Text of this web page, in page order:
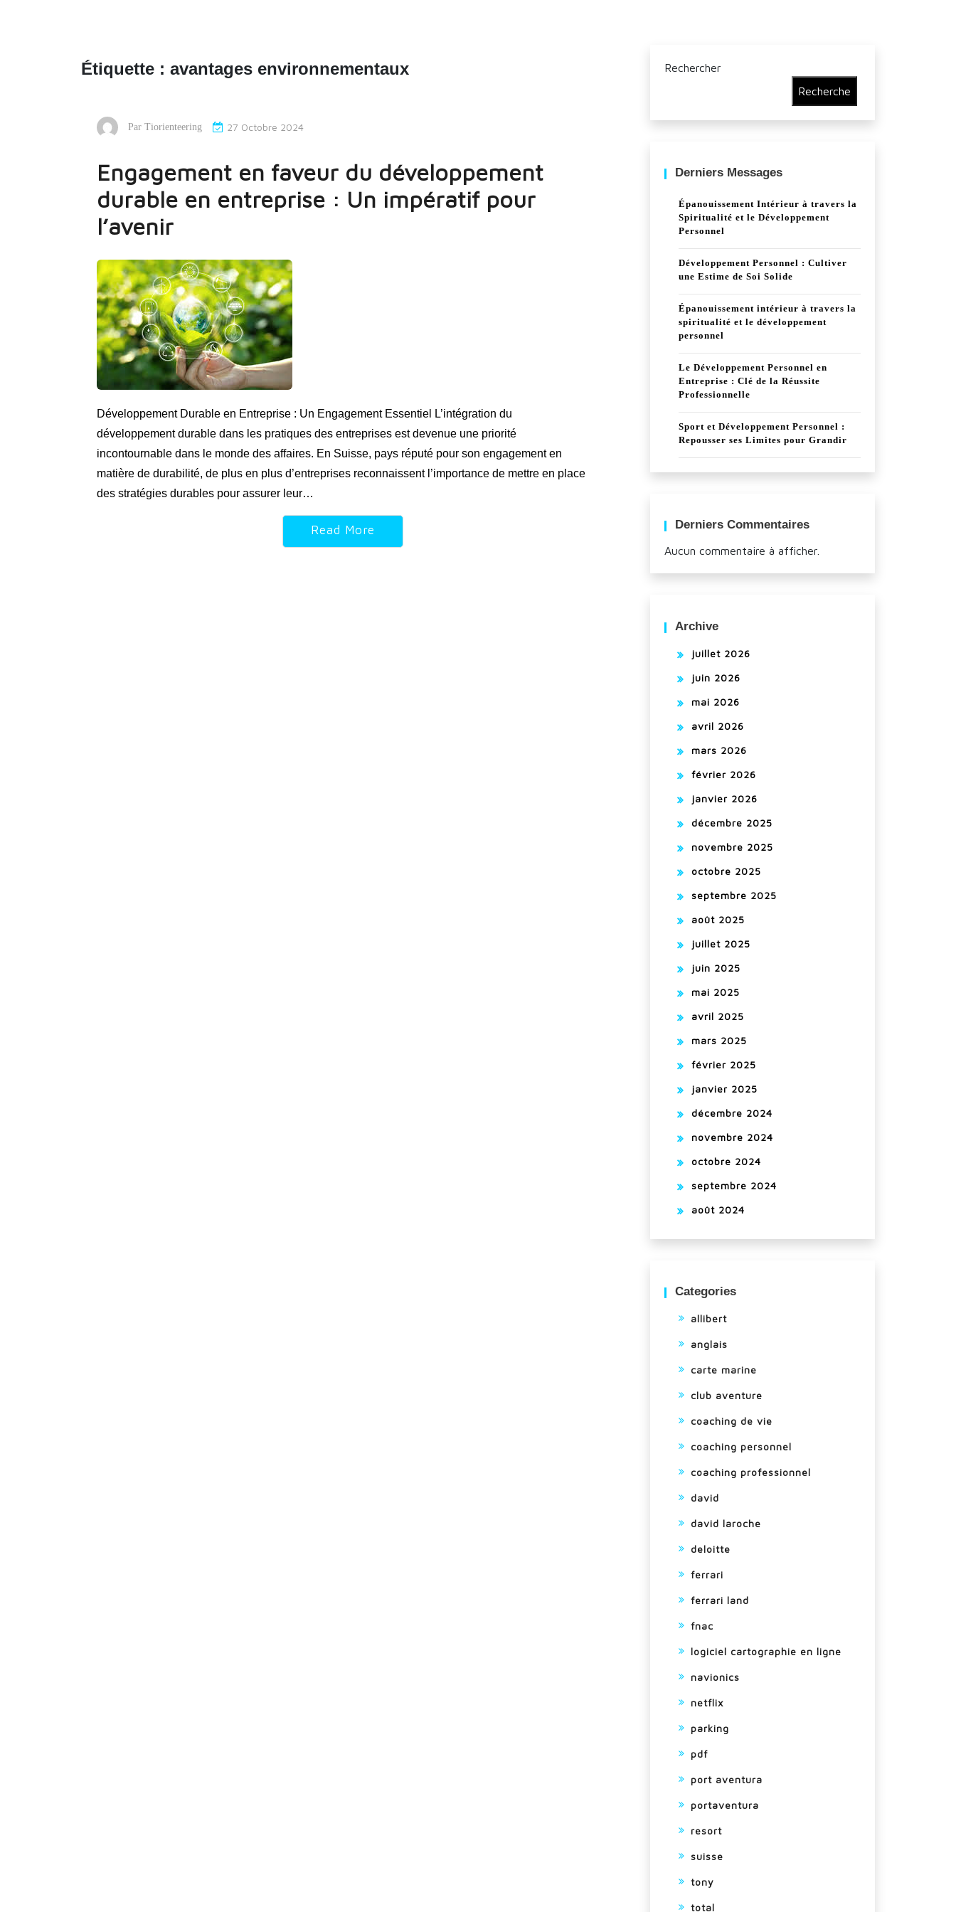
Étiquette : avantages environnementaux
Par Tiorienteering 27 Octobre 2024
Engagement en faveur du développement
durable en entreprise : Un impératif pour
l’avenir
Développement Durable en Entreprise : Un Engagement Essentiel L’intégration du
développement durable dans les pratiques des entreprises est devenue une priorité
incontournable dans le monde des affaires. En Suisse, pays réputé pour son engagement en
matière de durabilité, de plus en plus d’entreprises reconnaissent l’importance de mettre en place
des stratégies durables pour assurer leur…
Read More
Rechercher
Recherche
Derniers Messages
Épanouissement Intérieur à travers la
Spiritualité et le Développement
Personnel
Développement Personnel : Cultiver
une Estime de Soi Solide
Épanouissement intérieur à travers la
spiritualité et le développement
personnel
Le Développement Personnel en
Entreprise : Clé de la Réussite
Professionnelle
Sport et Développement Personnel :
Repousser ses Limites pour Grandir
Derniers Commentaires
Aucun commentaire à afficher.
Archive
juillet 2026
juin 2026
mai 2026
avril 2026
mars 2026
février 2026
janvier 2026
décembre 2025
novembre 2025
octobre 2025
septembre 2025
août 2025
juillet 2025
juin 2025
mai 2025
avril 2025
mars 2025
février 2025
janvier 2025
décembre 2024
novembre 2024
octobre 2024
septembre 2024
août 2024
Categories
allibert
anglais
carte marine
club aventure
coaching de vie
coaching personnel
coaching professionnel
david
david laroche
deloitte
ferrari
ferrari land
fnac
logiciel cartographie en ligne
navionics
netflix
parking
pdf
port aventura
portaventura
resort
suisse
tony
total